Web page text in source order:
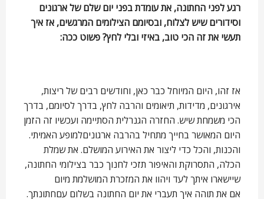
רגע לפני החתונה, את עומדת בפני יום שלם של ארגונים
וסידורים שיש לצלוח, ובסיומם הצילומים המרגשים, אז איך
תעשי את זה הכי טוב, באיזי ובלי לחץ? פשוט ככה:
אז זהו, היום המיוחל כבר כאן, וחודשים רבים של ריצות,
אירגונים, מדידות, תיאומים והרבה לחץ, בדרך לסיומם, בדרך
הכי משמחת שיש. החזרה הגנרלית הסתיימה ועכשיו זה הזמן
למופע האמיתי.היום המאושר בחייך מתחיל בהרבה ארגונים
והכנות, והכל כדי ליצור את האירוע המושלם. את שמלת
הכלה, התסרוקת והאיפור תזכי לחנוך כבר בצילומי החתונה,
שיישארו איתך לעד ויהוו את המזכרת המושלמת מיום
חתונתך.אם את תוהה איך תעברי את יום החתונה בשלום עם